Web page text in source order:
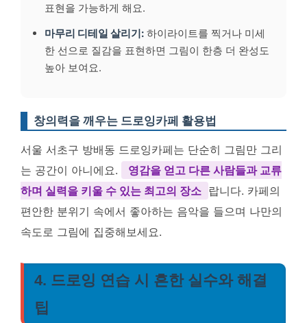
표현을 가능하게 해요.
마무리 디테일 살리기: 하이라이트를 찍거나 미세
한 선으로 질감을 표현하면 그림이 한층 더 완성도
높아 보여요.
창의력을 깨우는 드로잉카페 활용법
서울 서초구 방배동 드로잉카페는 단순히 그림만 그리
는 공간이 아니에요.
영감을 얻고 다른 사람들과 교류
하며 실력을 키울 수 있는 최고의 장소 랍니다. 카페의
편안한 분위기 속에서 좋아하는 음악을 들으며 나만의
속도로 그림에 집중해보세요.
4. 드로잉 연습 시 흔한 실수와 해결
팁